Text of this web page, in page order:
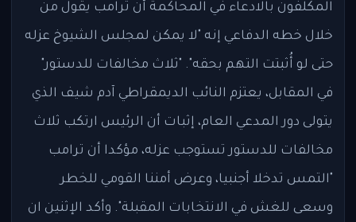
المكلفون بالادعاء في المحاكمة أن ترامب يقول من
خلال خطه الدفاعي إنه "لا يمكن لمجلس الشيوخ عزله
حتى لو أُثبتت التهم بحقه". "ثلاث مخالفات للدستور"
في المقابل، يعتزم النائب الديمقراطي آدم شيف الذي
يتولى دور المدعي العام، إثبات أن الرئيس ارتكب ثلاث
مخالفات للدستور تستوجب عزله، مؤكدا أن ترامب
"التمس تدخلا أجنبيا، وعرض أمننا القومي للخطر
وسعى للغش في الانتخابات المقبلة". وأكد الإثنين ان